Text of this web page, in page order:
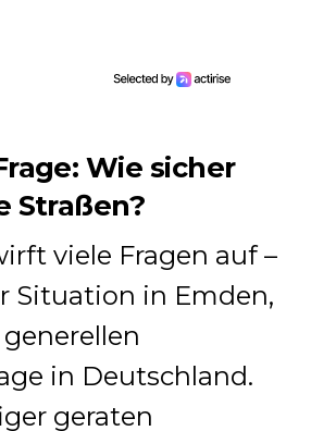
Wie sicher
Straßen?
viele Fragen auf –
Situation in Emden,
in Deutschland.
geraten